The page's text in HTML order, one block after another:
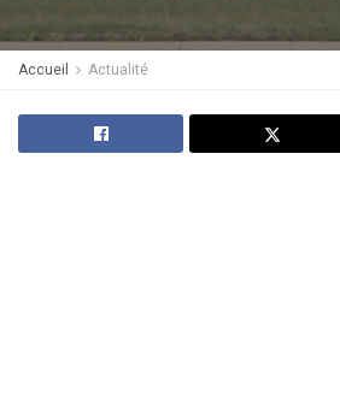
Accueil Actualité